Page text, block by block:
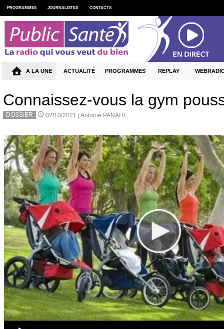
Connaissez-vous la gym
DOSSIER 02/10/2021 | Antoine PANAITE
PROGRAMMES JOURNALISTES CONTACTS
A LA UNE ACTUALITÉ PROGRAMMES REPLAY